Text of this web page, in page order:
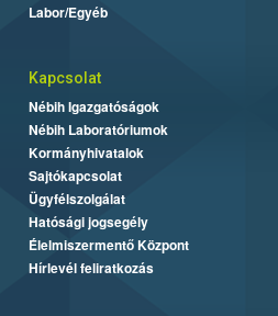
Labor/Egyéb
Kapcsolat
Nébih Igazgatóságok
Nébih Laboratóriumok
Kormányhivatalok
Sajtókapcsolat
Ügyfélszolgálat
Hatósági jogsegély
Élelmiszermentő Központ
Hírlevél feliratkozás